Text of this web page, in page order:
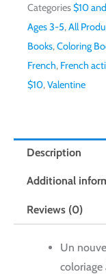
Categories$10
Ages 3-5,All
Books,Coloring
French, French
$10,Valentine
Description
Additional
Reviews (0)
Un
coloriage